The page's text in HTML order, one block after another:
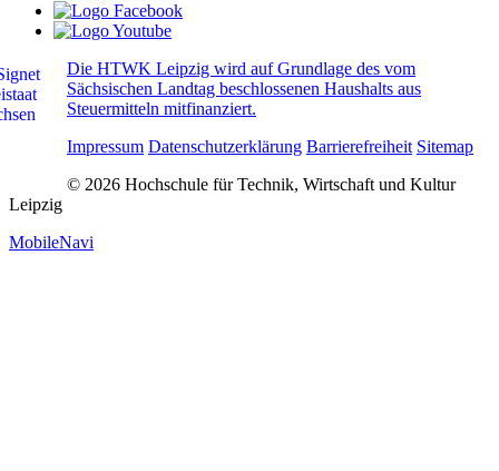
Die HTWK Leipzig wird auf Grundlage des vom
Sächsischen Landtag beschlossenen Haushalts aus
Steuermitteln mitfinanziert.
Impressum Datenschutzerklärung Barrierefreiheit Sitemap
© 2026 Hochschule für Technik, Wirtschaft und Kultur
Leipzig
MobileNavi